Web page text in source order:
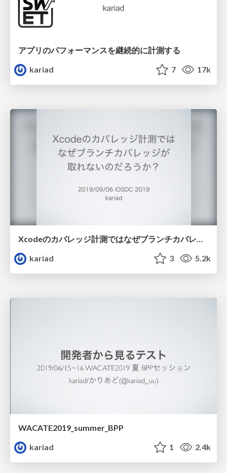
アプリのパフォーマンスを継続的に計測する
kariad
7 17k
Xcodeのカバレッジ計測ではなぜブランチカバレッジが取れないのだろうか?
kariad
3 5.2k
WACATE2019_summer_BPP
kariad
1 2.4k